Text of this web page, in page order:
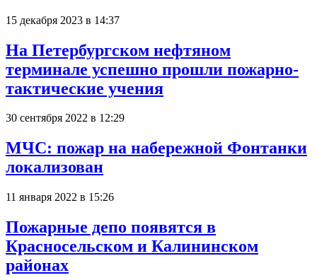
15 декабря 2023 в 14:37
На Петербургском нефтяном
терминале успешно прошли пожарно-
тактические учения
30 сентября 2022 в 12:29
МЧС: пожар на набережной Фонтанки
локализован
11 января 2022 в 15:26
Пожарные депо появятся в
Красносельском и Калининском
районах